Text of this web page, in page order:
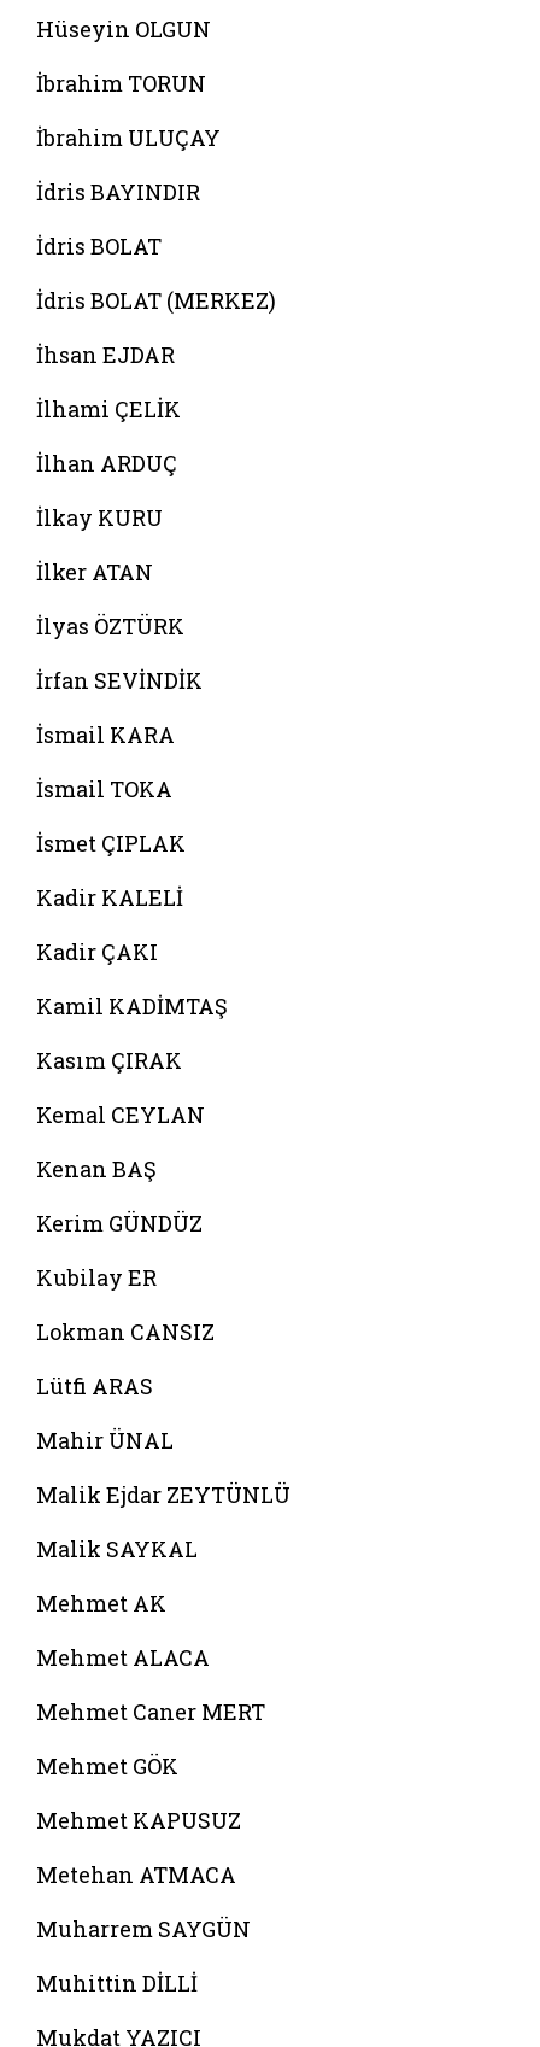
Hüseyin OLGUN
İbrahim TORUN
İbrahim ULUÇAY
İdris BAYINDIR
İdris BOLAT
İdris BOLAT (MERKEZ)
İhsan EJDAR
İlhami ÇELİK
İlhan ARDUÇ
İlkay KURU
İlker ATAN
İlyas ÖZTÜRK
İrfan SEVİNDİK
İsmail KARA
İsmail TOKA
İsmet ÇIPLAK
Kadir KALELİ
Kadir ÇAKI
Kamil KADİMTAŞ
Kasım ÇIRAK
Kemal CEYLAN
Kenan BAŞ
Kerim GÜNDÜZ
Kubilay ER
Lokman CANSIZ
Lütfi ARAS
Mahir ÜNAL
Malik Ejdar ZEYTÜNLÜ
Malik SAYKAL
Mehmet AK
Mehmet ALACA
Mehmet Caner MERT
Mehmet GÖK
Mehmet KAPUSUZ
Metehan ATMACA
Muharrem SAYGÜN
Muhittin DİLLİ
Mukdat YAZICI